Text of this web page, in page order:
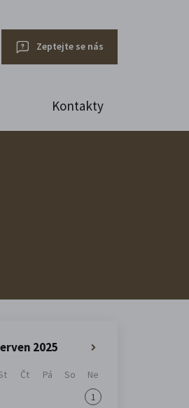
Zeptejte se nás
Kontakty
2025»
Čt Pá So
Ne
1